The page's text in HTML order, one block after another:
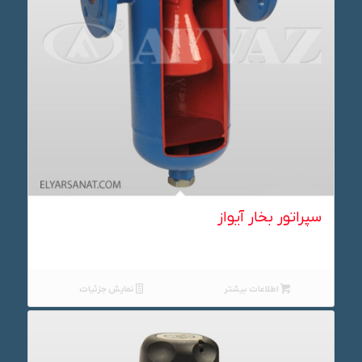
سپراتور بخار آیواز
اطلاعات بیشتر نمایش جزئیات